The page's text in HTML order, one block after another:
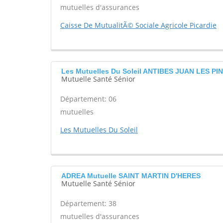
mutuelles d'assurances
Caisse De MutualitÃ© Sociale Agricole Picardie
Les Mutuelles Du Soleil ANTIBES JUAN LES
Mutuelle Santé Sénior
Département: 06
mutuelles
Les Mutuelles Du Soleil
ADREA Mutuelle SAINT MARTIN D'HERES
Mutuelle Santé Sénior
Département: 38
mutuelles d'assurances